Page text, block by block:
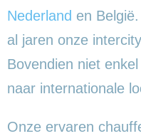
Nederland en
al jaren onze
Bovendien niet
naar internationale
Onze ervaren